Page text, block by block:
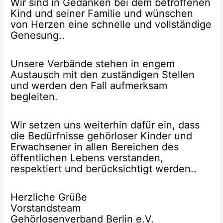
Kind und seiner Familie und wünschen
von Herzen eine schnelle und vollständige
Genesung..
Unsere Verbände stehen in engem
Austausch mit den zuständigen Stellen
und werden den Fall aufmerksam
begleiten.
Wir setzen uns weiterhin dafür ein, dass
die Bedürfnisse gehörloser Kinder und
Erwachsener in allen Bereichen des
öffentlichen Lebens verstanden,
respektiert und berücksichtigt werden..
Herzliche Grüße
Vorstandsteam
Gehörlosenverband Berlin e.V.